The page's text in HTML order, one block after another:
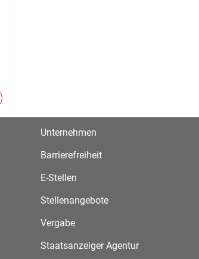
Unternehmen
Barrierefreiheit
E-Stellen
Stellenangebote
Vergabe
Staatsanzeiger Agentur